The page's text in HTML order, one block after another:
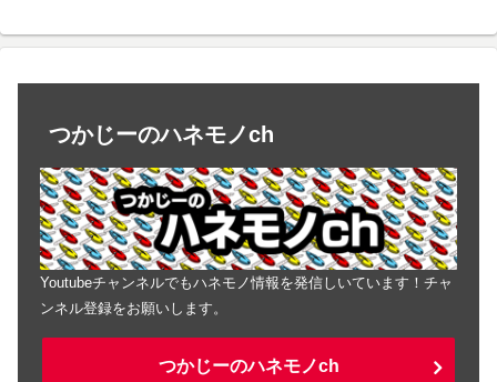
つかじーのハネモノch
Youtubeチャンネルでもハネモノ情報を発信しいています！チャ
ンネル登録をお願いします。
つかじーのハネモノch